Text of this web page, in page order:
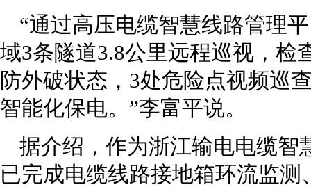
“通过高压电缆智慧线路管理
域3条隧道3.8公里远程巡视，检
防外破状态，3处危险点视频巡
智能化保电。”李富平说。
据介绍，作为浙江输电电缆智
已完成电缆线路接地箱环流监